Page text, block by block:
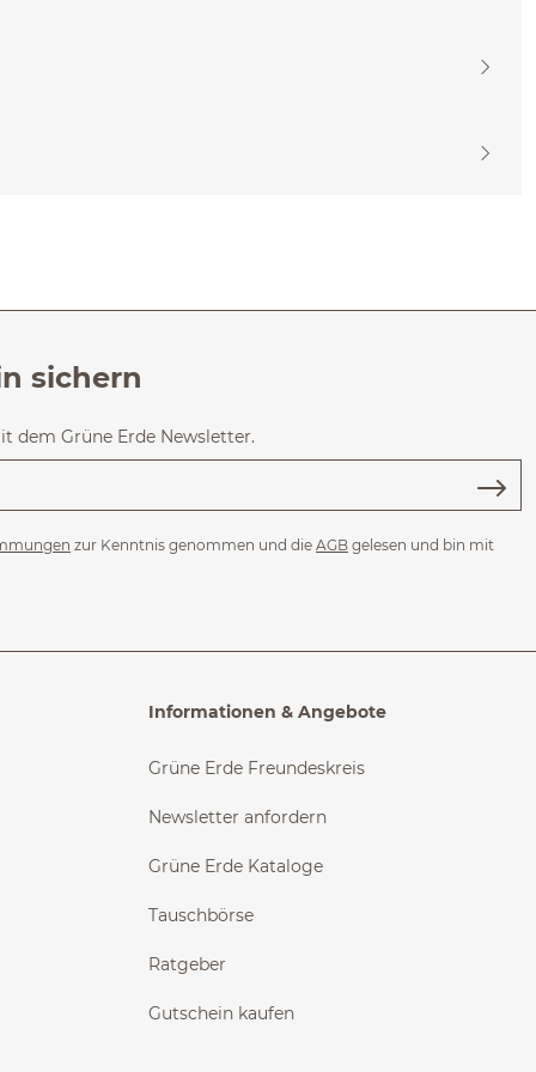
sichern
dem Grüne Erde Newsletter.
zur Kenntnis genommen und die AGB gelesen und bin mit
Informationen & Angebote
Grüne Erde Freundeskreis
Newsletter anfordern
Grüne Erde Kataloge
Tauschbörse
Ratgeber
Gutschein kaufen